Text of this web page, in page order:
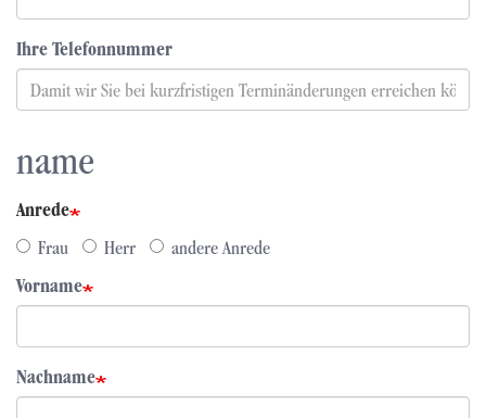
Ihre Telefonnummer
name
Anrede
Frau
Herr
andere Anrede
Vorname
Nachname